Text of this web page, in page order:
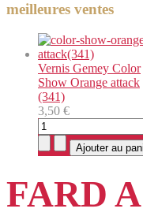
meilleures ventes
Vernis Gemey Color
Show Orange attack
(341)
3,50 €
FARD